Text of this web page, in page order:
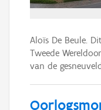
Aloïs De Beule.
Tweede
van de